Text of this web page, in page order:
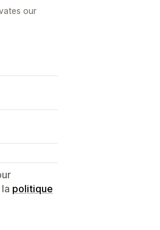
our
politique